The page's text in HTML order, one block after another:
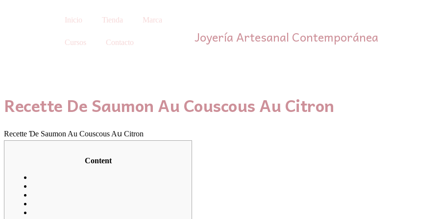
Inicio Tienda Marca
Cursos Contacto Joyería Artesanal Contemporánea
Recette De Saumon Au Couscous Au Citron
Recette Ɗe Saumon Au Couscous Aս Citron
Contеnt